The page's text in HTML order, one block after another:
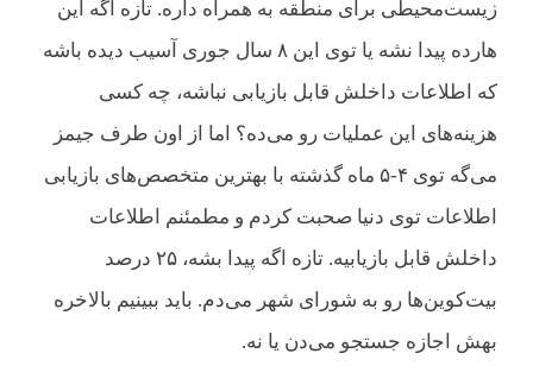
زیست‌محیطی برای منطقه به همراه داره. تازه اگه این
هارده پیدا نشه یا توی این ۸ سال جوری آسیب دیده باشه
که اطلاعات داخلش قابل بازیابی نباشه، چه کسی
هزینه‌های این عملیات رو می‌ده؟ اما از اون طرف جیمز
می‌گه توی ۴-۵ ماه گذشته با بهترین متخصص‌های بازیابی
اطلاعات توی دنیا صحبت کردم و مطمئنم اطلاعات
داخلش قابل بازیابیه. تازه اگه پیدا بشه، ۲۵ درصد
بیت‌کوین‌ها رو به شورای شهر می‌دم. باید ببینیم بالاخره
بهش اجازه جستجو می‌دن یا نه.